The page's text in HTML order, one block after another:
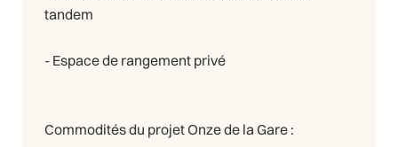
tandem
- Espace de rangement privé
Commodités du projet Onze de la Gare :